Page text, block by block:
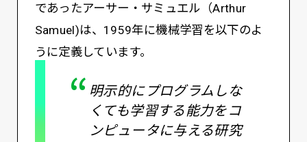
であったアーサー・サミュエル（Arthur
Samuel)は、1959年に機械学習を以下のよ
うに定義しています。
明示的にプログラムしな
くても学習する能力をコ
ンピュータに与える研究